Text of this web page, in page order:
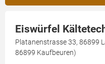
Eiswürfel
Platanenstrasse 33, 86899
86899 Kaufbeuren)